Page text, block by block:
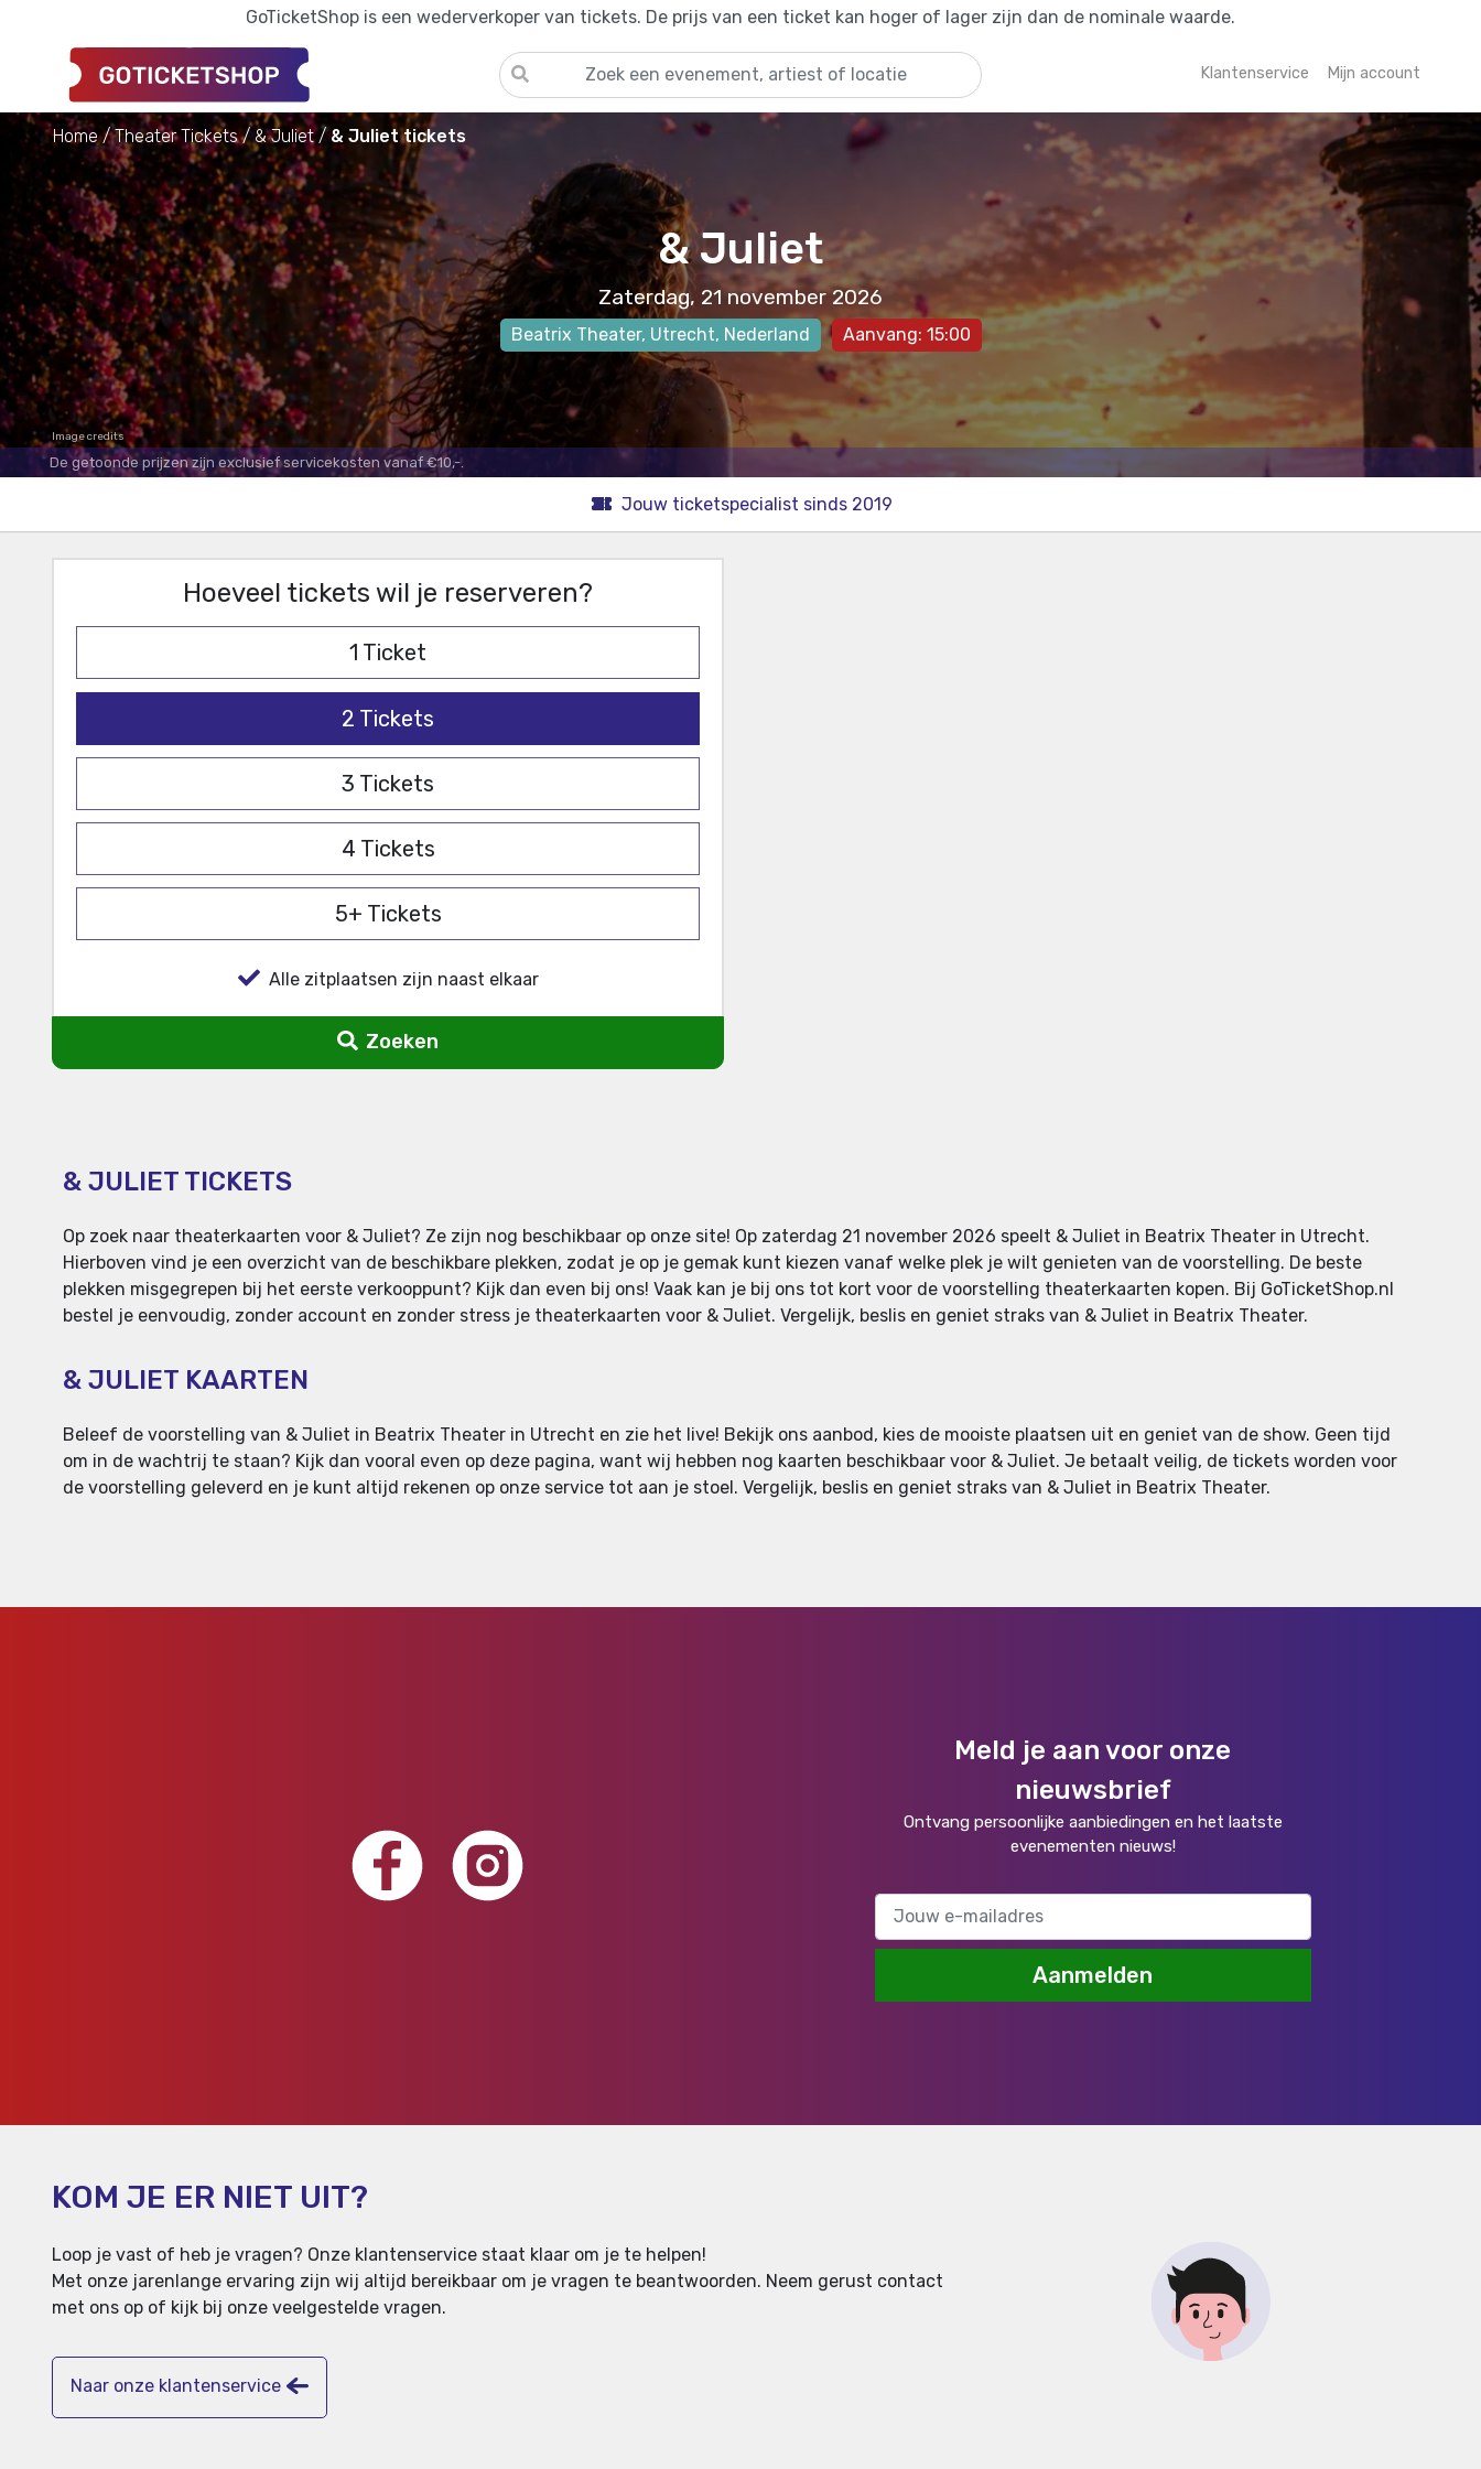
GoTicketShop is een wederverkoper van tickets. De prijs van een ticket kan hoger of lager zijn dan de nominale waarde.
Klantenservice Mijn account
Home Theater Tickets & Juliet & Juliet tickets
& Juliet
Zaterdag, 21 november 2026
Beatrix Theater, Utrecht, Nederland Aanvang: 15:00
Image credits
De getoonde prijzen zijn exclusief servicekosten vanaf €10,-.
Jouw ticketspecialist sinds 2019
Hoeveel tickets wil je reserveren?
1 Ticket
2 Tickets
3 Tickets
4 Tickets
5+ Tickets
Alle zitplaatsen zijn naast elkaar
Zoeken
& JULIET TICKETS
Op zoek naar theaterkaarten voor & Juliet? Ze zijn nog beschikbaar op onze site! Op zaterdag 21 november 2026 speelt & Juliet in Beatrix Theater in Utrecht.
Hierboven vind je een overzicht van de beschikbare plekken, zodat je op je gemak kunt kiezen vanaf welke plek je wilt genieten van de voorstelling. De beste
plekken misgegrepen bij het eerste verkooppunt? Kijk dan even bij ons! Vaak kan je bij ons tot kort voor de voorstelling theaterkaarten kopen. Bij GoTicketShop.nl
bestel je eenvoudig, zonder account en zonder stress je theaterkaarten voor & Juliet. Vergelijk, beslis en geniet straks van & Juliet in Beatrix Theater.
& JULIET KAARTEN
Beleef de voorstelling van & Juliet in Beatrix Theater in Utrecht en zie het live! Bekijk ons aanbod, kies de mooiste plaatsen uit en geniet van de show. Geen tijd
om in de wachtrij te staan? Kijk dan vooral even op deze pagina, want wij hebben nog kaarten beschikbaar voor & Juliet. Je betaalt veilig, de tickets worden voor
de voorstelling geleverd en je kunt altijd rekenen op onze service tot aan je stoel. Vergelijk, beslis en geniet straks van & Juliet in Beatrix Theater.
Meld je aan voor onze
nieuwsbrief
Ontvang persoonlijke aanbiedingen en het laatste
evenementen nieuws!
Aanmelden
KOM JE ER NIET UIT?
Loop je vast of heb je vragen? Onze klantenservice staat klaar om je te helpen!
Met onze jarenlange ervaring zijn wij altijd bereikbaar om je vragen te beantwoorden. Neem gerust contact
met ons op of kijk bij onze veelgestelde vragen.
Naar onze klantenservice